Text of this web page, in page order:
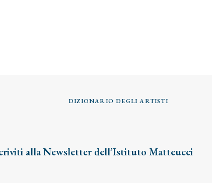
DIZIONARIO DEGLI ARTISTI
alla Newsletter dell’Istituto Matteucci